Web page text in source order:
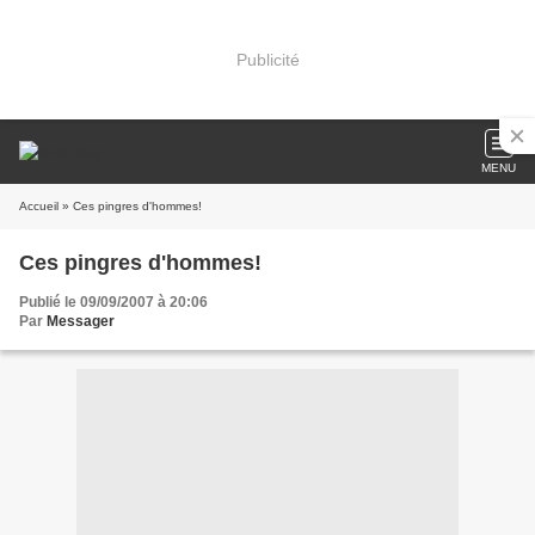
Publicité
MENU
Accueil » Ces pingres d'hommes!
Ces pingres d'hommes!
Publié le 09/09/2007 à 20:06
Par Messager